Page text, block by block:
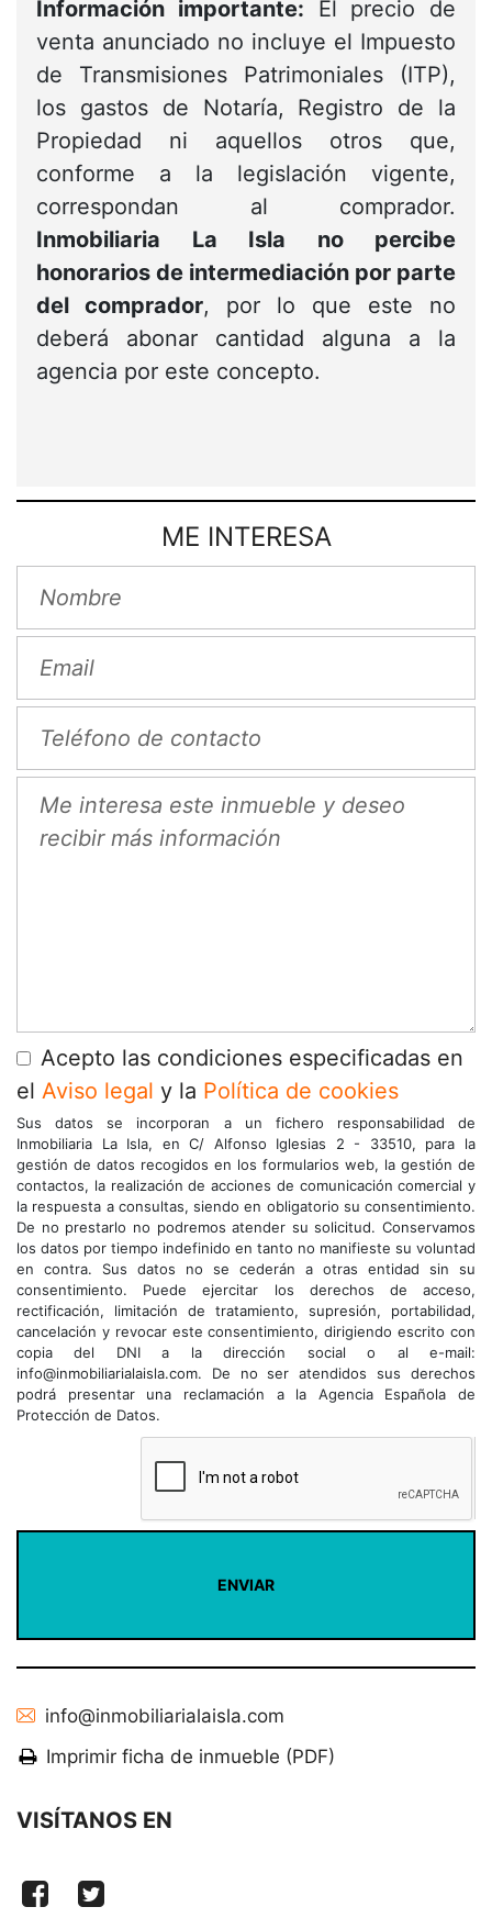
Información importante: El precio de
venta anunciado no incluye el Impuesto
de Transmisiones Patrimoniales (ITP),
los gastos de Notaría, Registro de la
Propiedad ni aquellos otros que,
conforme a la legislación vigente,
correspondan al comprador.
Inmobiliaria La Isla no percibe
honorarios de intermediación por parte
del comprador, por lo que este no
deberá abonar cantidad alguna a la
agencia por este concepto.
ME INTERESA
Acepto las condiciones especificadas en
el Aviso legal y la Política de cookies
Sus datos se incorporan a un fichero responsabilidad de
Inmobiliaria La Isla, en C/ Alfonso Iglesias 2 - 33510, para la
gestión de datos recogidos en los formularios web, la gestión de
contactos, la realización de acciones de comunicación comercial y
la respuesta a consultas, siendo en obligatorio su consentimiento.
De no prestarlo no podremos atender su solicitud. Conservamos
los datos por tiempo indefinido en tanto no manifieste su voluntad
en contra. Sus datos no se cederán a otras entidad sin su
consentimiento. Puede ejercitar los derechos de acceso,
rectificación, limitación de tratamiento, supresión, portabilidad,
cancelación y revocar este consentimiento, dirigiendo escrito con
copia del DNI a la dirección social o al e-mail:
info@inmobiliarialaisla.com. De no ser atendidos sus derechos
podrá presentar una reclamación a la Agencia Española de
Protección de Datos.
info@inmobiliarialaisla.com
Imprimir ficha de inmueble (PDF)
VISÍTANOS EN